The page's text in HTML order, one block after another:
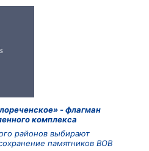
- флагман
комплекса
районов выбирают
памятников ВОВ